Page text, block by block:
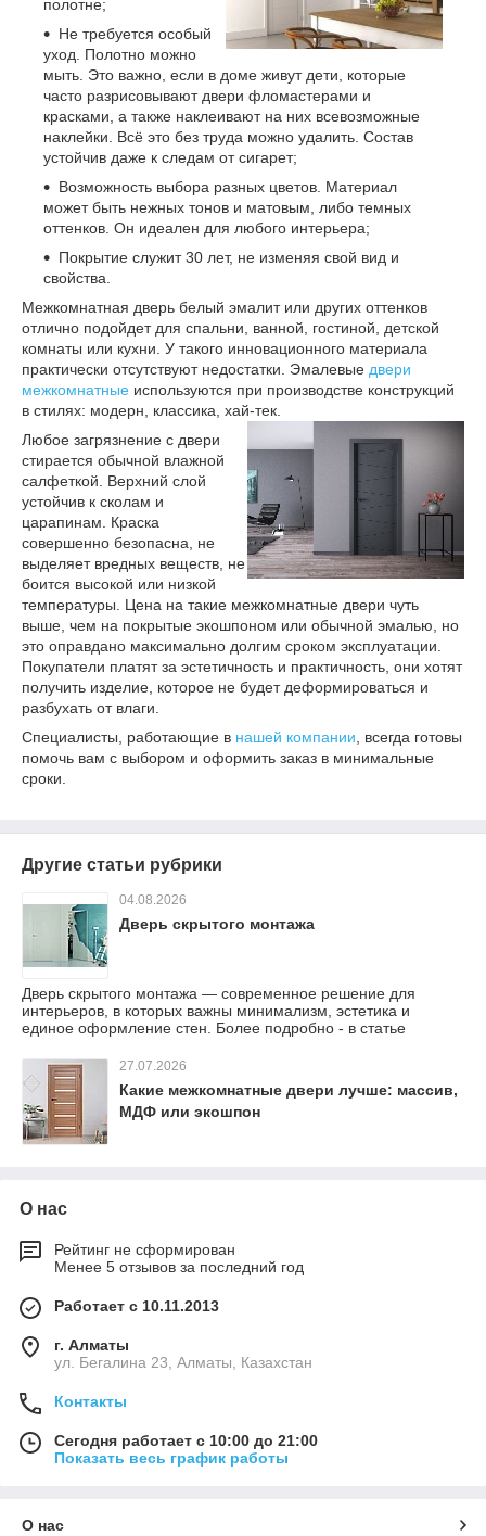
полотне;
Не требуется особый
уход. Полотно можно
мыть. Это важно, если в доме живут дети, которые
часто разрисовывают двери фломастерами и
красками, а также наклеивают на них всевозможные
наклейки. Всё это без труда можно удалить. Состав
устойчив даже к следам от сигарет;
Возможность выбора разных цветов. Материал
может быть нежных тонов и матовым, либо темных
оттенков. Он идеален для любого интерьера;
Покрытие служит 30 лет, не изменяя свой вид и
свойства.
Межкомнатная дверь белый эмалит или других оттенков
отлично подойдет для спальни, ванной, гостиной, детской
комнаты или кухни. У такого инновационного материала
практически отсутствуют недостатки. Эмалевые двери
межкомнатные используются при производстве конструкций
в стилях: модерн, классика, хай-тек.
Любое загрязнение с двери
стирается обычной влажной
салфеткой. Верхний слой
устойчив к сколам и
царапинам. Краска
совершенно безопасна, не
выделяет вредных веществ, не
боится высокой или низкой
температуры. Цена на такие межкомнатные двери чуть
выше, чем на покрытые экошпоном или обычной эмалью, но
это оправдано максимально долгим сроком эксплуатации.
Покупатели платят за эстетичность и практичность, они хотят
получить изделие, которое не будет деформироваться и
разбухать от влаги.
Специалисты, работающие в нашей компании, всегда готовы
помочь вам с выбором и оформить заказ в минимальные
сроки.
Другие статьи рубрики
04.08.2026
Дверь скрытого монтажа
Дверь скрытого монтажа — современное решение для
интерьеров, в которых важны минимализм, эстетика и
единое оформление стен. Более подробно - в статье
27.07.2026
Какие межкомнатные двери лучше: массив,
МДФ или экошпон
О нас
Рейтинг не сформирован
Менее 5 отзывов за последний год
Работает с 10.11.2013
г. Алматы
ул. Бегалина 23, Алматы, Казахстан
Контакты
Сегодня работает с 10:00 до 21:00
Показать весь график работы
О нас